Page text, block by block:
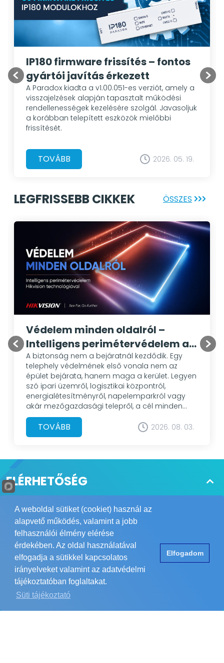
IP180 firmware frissítés – fontos
gyártói javítás érkezett
A Paradox kiadta a v1.00.051-es verziót, amely a
visszajelzések alapján tapasztalt működési
rendellenességek kezelésére szolgál. Javasoljuk
a korábban telepített eszközök mielőbbi
frissítését.
TOVÁBB 2026. 05. 19.
LEGFRISSEBB CIKKEK ÖSSZES
Védelem minden oldalról –
Intelligens perimétervédelem a
Hikvision megoldásaival
A biztonság nem a bejáratnál kezdődik. Egy
telephely védelmének első vonala nem az
épület bejárata, hanem maga a kerület. Legyen
szó ipari üzemről, logisztikai központról,
energialétesítményről, napelemparkról vagy
akár mezőgazdasági telepről, a cél minden
esetben ugyanaz: az illetéktelen behatolás
mielőbbi felismerése és megakadályozása. A
hagyományos videómegfigyelő rendszerek sok
védelemben: felismerik a veszélyt, riasztanak,
követik a célpontot, sőt szükség esetén
azonnali elrettentő jelzést is adnak.
TOVÁBB 2026. 08. 03.
ELÉRHETŐSÉG
Tájékoztatjuk Önöket, hogy a POWER
Biztonságtechnikai Kft. nagykereskedés, így csak
telepítőket és viszonteladókat áll módunkban
kiszolgálni. Megértésüket köszönjük.
info@powerbizt.hu
A weboldal sütiket (cookiet) használ az
alapvető működés, valamint a jobb
felhasználói élmény elérése
érdekében. Az oldal használatával
elfogadja a sütikkel kapcsolatos
irányelveket valamint az adatvédelmi
tájékoztatóban foglaltakat.
Süti tájékoztató
Elfogadom